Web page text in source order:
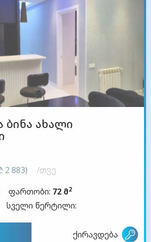
ბინა ახალი
2 883)
/თვე
ფართობი: 72 მ2
სველი წერტილი:
ქირავდება